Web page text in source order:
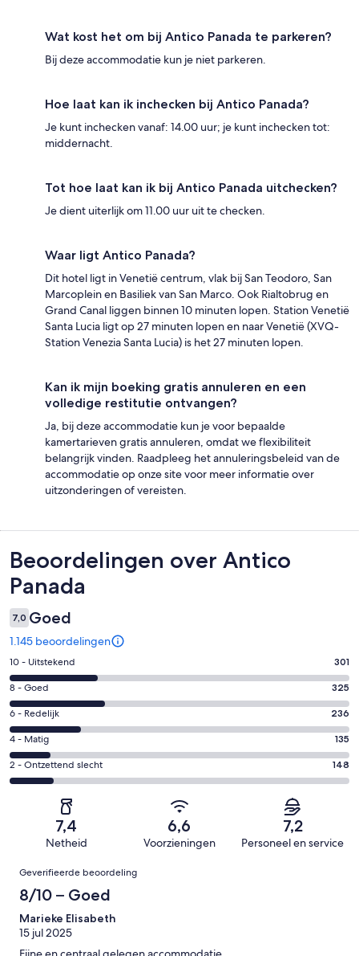
Wat kost het om bij Antico Panada te parkeren?
Bij deze accommodatie kun je niet parkeren.
Hoe laat kan ik inchecken bij Antico Panada?
Je kunt inchecken vanaf: 14.00 uur; je kunt inchecken tot:
middernacht.
Tot hoe laat kan ik bij Antico Panada uitchecken?
Je dient uiterlijk om 11.00 uur uit te checken.
Waar ligt Antico Panada?
Dit hotel ligt in Venetië centrum, vlak bij San Teodoro, San
Marcoplein en Basiliek van San Marco. Ook Rialtobrug en
Grand Canal liggen binnen 10 minuten lopen. Station Venetië
Santa Lucia ligt op 27 minuten lopen en naar Venetië (XVQ-
Station Venezia Santa Lucia) is het 27 minuten lopen.
Kan ik mijn boeking gratis annuleren en een
volledige restitutie ontvangen?
Ja, bij deze accommodatie kun je voor bepaalde
kamertarieven gratis annuleren, omdat we flexibiliteit
belangrijk vinden. Raadpleeg het annuleringsbeleid van de
accommodatie op onze site voor meer informatie over
uitzonderingen of vereisten.
Beoordelingen
Beoordelingen over Antico
Panada
7,0 Goed
1.145 beoordelingen
Gastenscore:
10
-
Uitstekend.
301
van
1145
beoordelingen
10 - Uitstekend 301
Gastenscore:
8
-
Goed.
325
van
beoordelingen
8 - Goed 325
Gastenscore:
6
-
Redelijk.
236
beoordelingen
6 - Redelijk 236
Gastenscore:
4
-
4 - Matig 135
Gastenscore:
2
Ontzettend
van
beoordelingen
2 - Ontzettend slecht 148
7,4
Netheid
6,6
Voorzieningen
7,2
Personeel en service
Beoordelingen
Geverifieerde beoordeling
8/10 – Goed
Marieke Elisabeth
15 jul 2025